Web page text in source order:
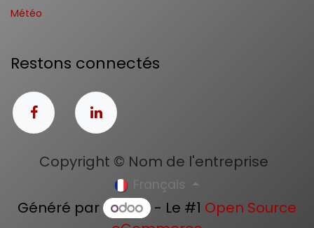
Météo
Restons connectés
Copyright © Nom de l'entreprise
Français
Généré par - Le #1 Open Source